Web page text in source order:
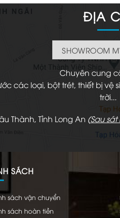
ĐỊA
SHOWROOM
Chuyên cung
các loại, bột trét, thiết bị
trời...
Thành, Tỉnh Long An (Sau
SÁCH
sách vận chuyển
sách hoàn tiền